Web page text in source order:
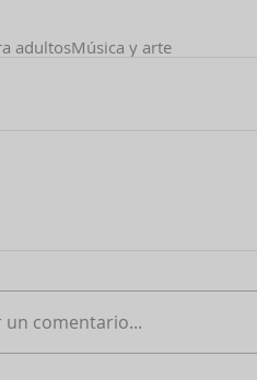
adultosMúsica y arte
un comentario...